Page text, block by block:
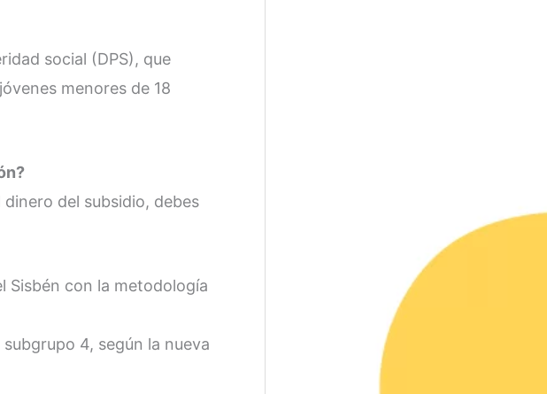
social (DPS), que
menores de 18
del subsidio, debes
Sisbén con la metodología
4, según la nueva